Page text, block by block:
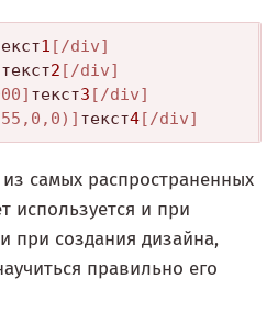
1 [/div]
текст2 [/div]
текст3 [/div]
текст4[/div]
самых распространенных
используется и при
при создания дизайна,
правильно его